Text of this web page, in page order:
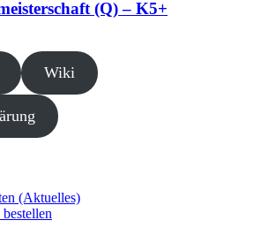
(Q) – K5+
Wiki
(Aktuelles)